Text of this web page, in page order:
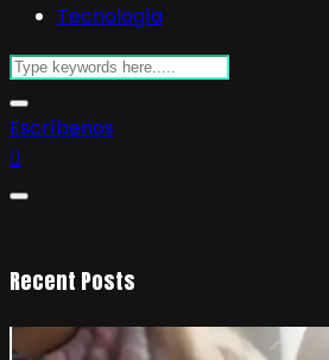
Tecnología
Escríbenos
Recent Posts